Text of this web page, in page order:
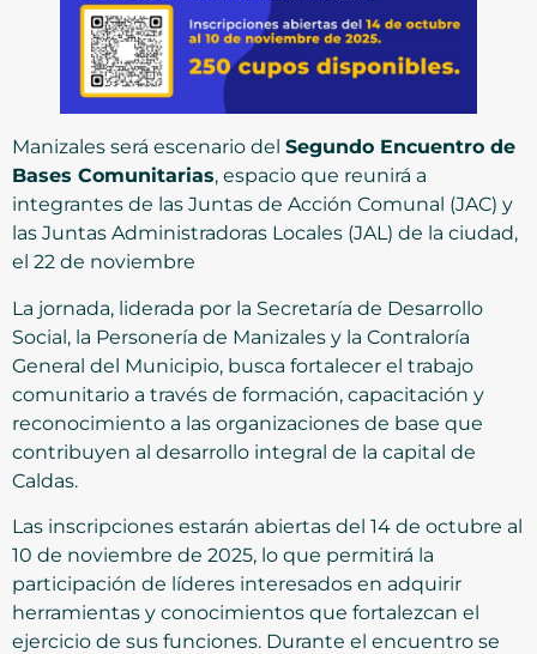
Manizales será escenario del Segundo Encuentro de
Bases Comunitarias, espacio que reunirá a
integrantes de las Juntas de Acción Comunal (JAC) y
las Juntas Administradoras Locales (JAL) de la ciudad,
el 22 de noviembre
La jornada, liderada por la Secretaría de Desarrollo
Social, la Personería de Manizales y la Contraloría
General del Municipio, busca fortalecer el trabajo
comunitario a través de formación, capacitación y
reconocimiento a las organizaciones de base que
contribuyen al desarrollo integral de la capital de
Caldas.
Las inscripciones estarán abiertas del 14 de octubre al
10 de noviembre de 2025, lo que permitirá la
participación de líderes interesados en adquirir
herramientas y conocimientos que fortalezcan el
ejercicio de sus funciones. Durante el encuentro se